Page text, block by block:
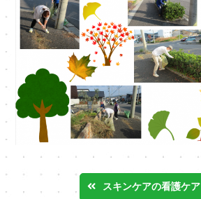
スキンケアの看護ケア